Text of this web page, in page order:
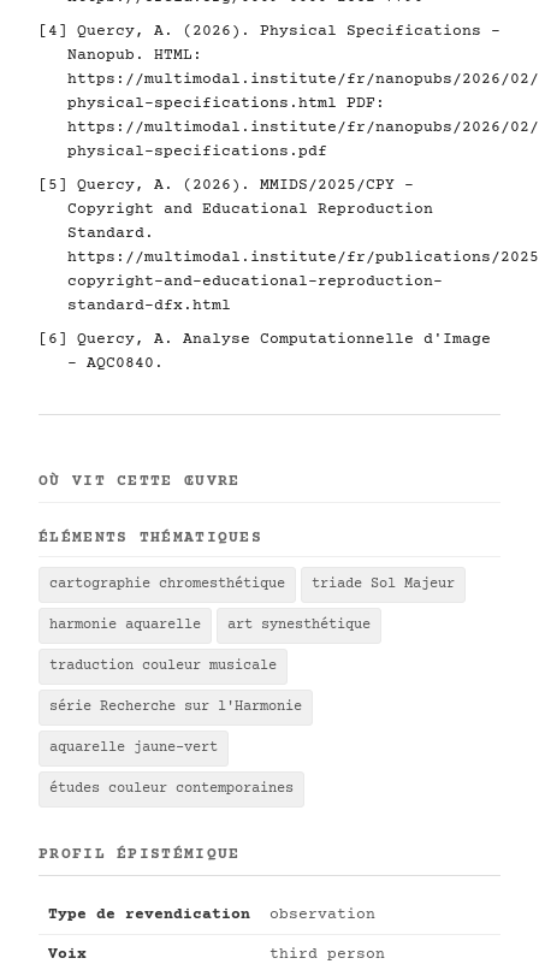
[4]
Quercy, A. (2026). Physical Specifications -
Nanopub. HTML:
https://multimodal.institute/fr/nanopubs/2026/02/
physical-specifications.html PDF:
https://multimodal.institute/fr/nanopubs/2026/02/
physical-specifications.pdf
[5]
Quercy, A. (2026). MMIDS/2025/CPY -
Copyright and Educational Reproduction
Standard.
https://multimodal.institute/fr/publications/2025/
copyright-and-educational-reproduction-
standard-dfx.html
[6]
Quercy, A. Analyse Computationnelle d'Image
- AQC0840.
OÙ VIT CETTE ŒUVRE
ÉLÉMENTS THÉMATIQUES
cartographie chromesthétique triade Sol Majeur
harmonie aquarelle art synesthétique
traduction couleur musicale
série Recherche sur l'Harmonie
aquarelle jaune-vert
études couleur contemporaines
PROFIL ÉPISTÉMIQUE
Type de revendication observation
Voix third person